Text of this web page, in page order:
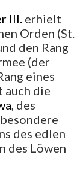
III. erhielt
Orden (St.
den Rang
(der
eines
auch die
, des
des edlen
des Löwen